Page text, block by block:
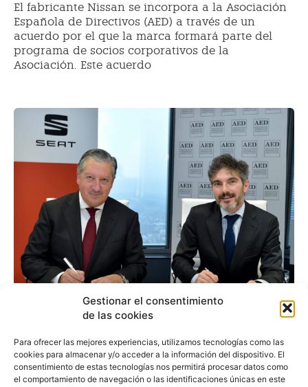
Gestionar el consentimiento
de las cookies
Para ofrecer las mejores experiencias, utilizamos tecnologías como las
cookies para almacenar y/o acceder a la información del dispositivo. El
consentimiento de estas tecnologías nos permitirá procesar datos como
el comportamiento de navegación o las identificaciones únicas en este
El fabricante Nissan se incorpora a la Asociación
Española de Directivos (AED) a través de un
acuerdo por el que la marca formará parte del
programa de socios corporativos de la
Asociación. Este acuerdo
Seat se incorpora a la
AED para potenciar el
desarrollo directivo